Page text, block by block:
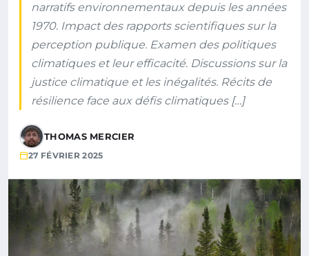
narratifs environnementaux depuis les années
1970. Impact des rapports scientifiques sur la
perception publique. Examen des politiques
climatiques et leur efficacité. Discussions sur la
justice climatique et les inégalités. Récits de
résilience face aux défis climatiques […]
THOMAS MERCIER
27 FÉVRIER 2025